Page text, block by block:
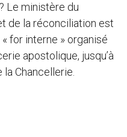
Le ministère du
de la réconciliation est
for interne » organisé
apostolique, jusqu’à
la Chancellerie.